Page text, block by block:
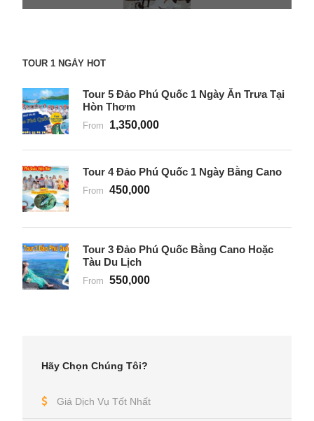
TOUR 1 NGÀY HOT
Tour 5 Đảo Phú Quốc 1 Ngày Ăn Trưa Tại
Hòn Thơm
From 1,350,000
Tour 4 Đảo Phú Quốc 1 Ngày Bằng Cano
From 450,000
Tour 3 Đảo Phú Quốc Bằng Cano Hoặc
Tàu Du Lịch
From 550,000
Hãy Chọn Chúng Tôi?
Giá Dịch Vụ Tốt Nhất